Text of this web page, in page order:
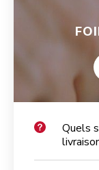
Quels